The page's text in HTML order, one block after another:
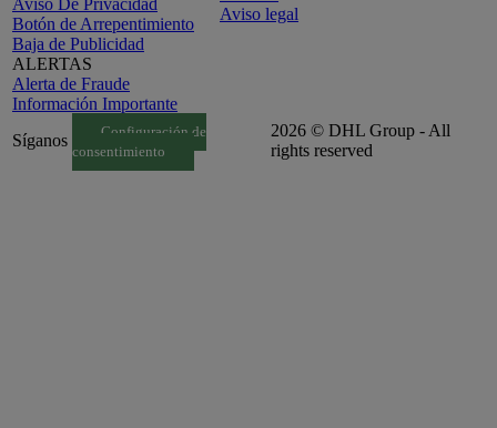
Aviso De Privacidad
Botón de Arrepentimiento
Baja de Publicidad
ALERTAS
Alerta de Fraude
Información Importante
Aviso legal
Síganos
Configuración de
consentimiento
2026 © DHL Group - All
rights reserved